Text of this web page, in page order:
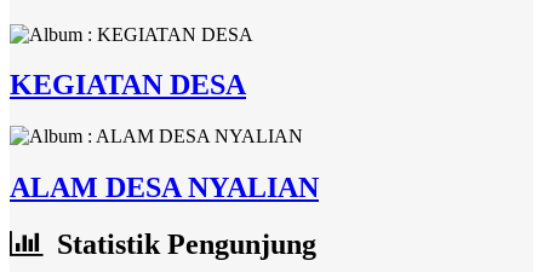
KEGIATAN DESA
ALAM DESA NYALIAN
Statistik Pengunjung